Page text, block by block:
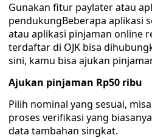
Gunakan fitur paylater atau
pendukungBeberapa aplikasi
atau aplikasi pinjaman online
terdaftar di OJK bisa
sini, kamu bisa ajukan
Ajukan pinjaman Rp50 ribu
Pilih nominal yang sesuai,
proses verifikasi yang
data tambahan singkat.